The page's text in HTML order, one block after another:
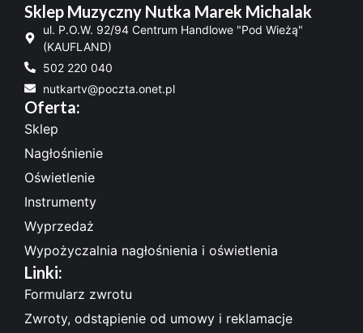
Sklep Muzyczny Nutka Marek Michalak
ul. P.O.W. 92/94 Centrum Handlowe "Pod Wieżą"
(KAUFLAND)
502 220 040
nutkartv@poczta.onet.pl
Oferta:
Sklep
Nagłośnienie
Oświetlenie
Instrumenty
Wyprzedaż
Wypożyczalnia nagłośnienia i oświetlenia
Linki:
Formularz zwrotu
Zwroty, odstąpienie od umowy i reklamacje